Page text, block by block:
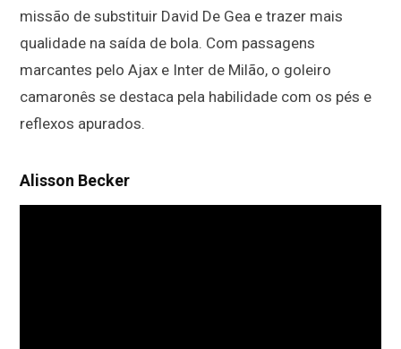
missão de substituir David De Gea e trazer mais
qualidade na saída de bola. Com passagens
marcantes pelo Ajax e Inter de Milão, o goleiro
camaronês se destaca pela habilidade com os pés e
reflexos apurados.
Alisson Becker